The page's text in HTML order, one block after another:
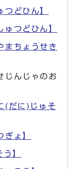
どひん】
つどひん】
まちょうせき
じんじゃのお
(だに)じゅそ
ょ】
】